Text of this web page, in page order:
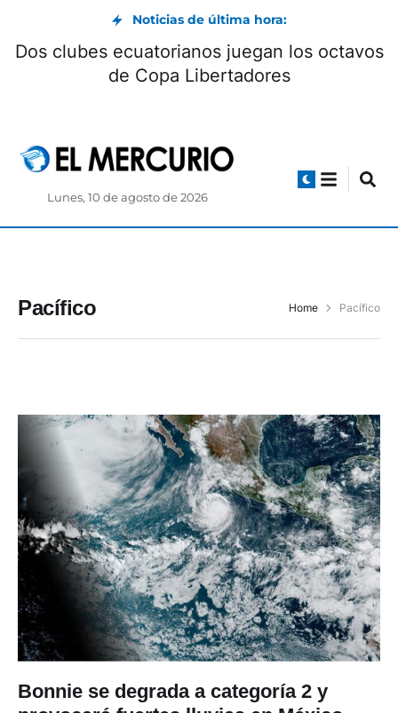
Noticias de última hora:
Dos clubes ecuatorianos juegan los octavos
de Copa Libertadores
Lunes, 10 de agosto de 2026
Pacífico Home Pacífico
Bonnie se degrada a categoría 2 y